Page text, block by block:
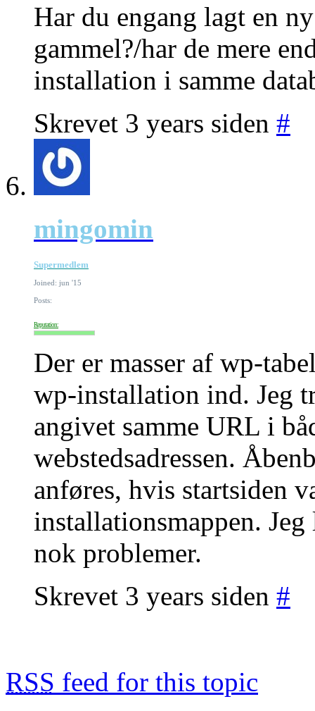
Har du engang lagt en
gammel?/har de mere
installation i samme
Skrevet 3 years siden #
mingomin
Supermedlem
Joined: jun '15
Posts:
Reputation:
Der er masser af wp-
wp-installation ind. Jeg
angivet samme URL i
webstedsadressen.
anføres, hvis startsiden
installationsmappen.
nok problemer.
Skrevet 3 years siden #
RSS feed for this topic